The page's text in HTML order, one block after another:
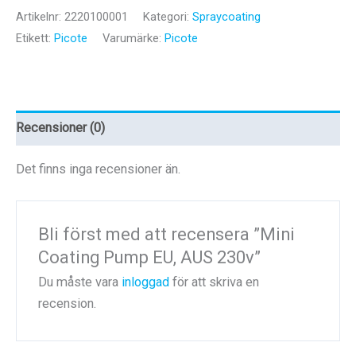
Pump
EU,
Artikelnr: 2220100001 Kategori: Spraycoating
Etikett: Picote Varumärke: Picote
Recensioner (0)
Det finns inga recensioner än.
Bli först med att recensera ”Mini
Coating Pump EU, AUS 230v”
Du måste vara inloggad för att skriva en
recension.